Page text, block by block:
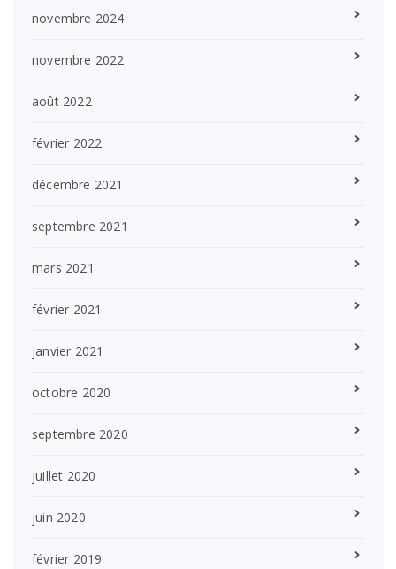
novembre 2024
novembre 2022
août 2022
février 2022
décembre 2021
septembre 2021
mars 2021
février 2021
janvier 2021
octobre 2020
septembre 2020
juillet 2020
juin 2020
février 2019